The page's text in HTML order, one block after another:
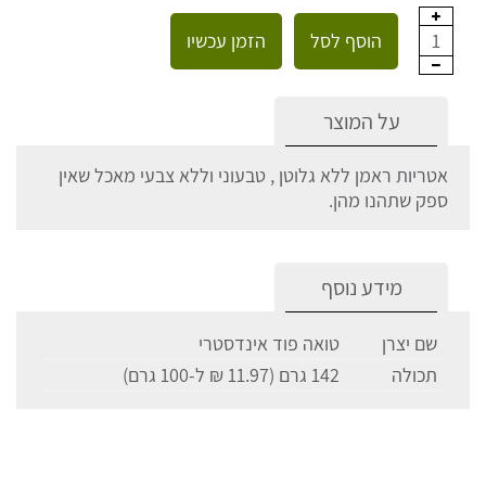
1 הוסף לסל הזמן עכשיו
על המוצר
אטריות ראמן ללא גלוטן , טבעוני וללא צבעי מאכל שאין
ספק שתהנו מהן.
מידע נוסף
שם יצרן
טואה פוד אינדסטרי
תכולה
142 גרם (11.97 ₪ ל-100 גרם)